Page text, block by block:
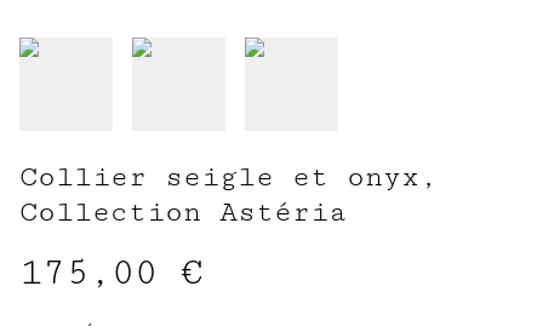
Collier seigle et onyx,
Collection Astéria
175,00 €